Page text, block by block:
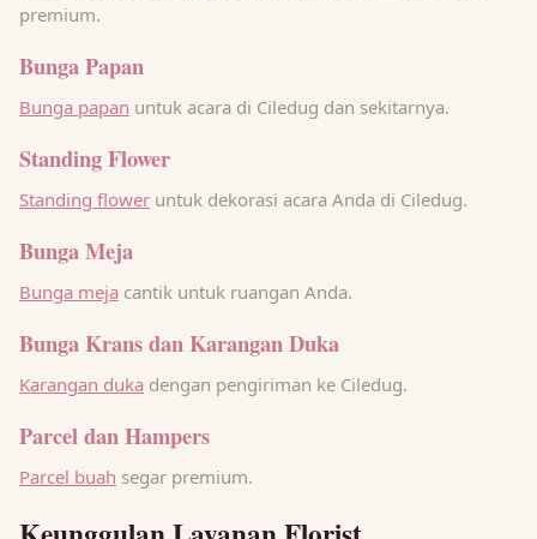
premium.
Bunga Papan
Bunga papan untuk acara di Ciledug dan sekitarnya.
Standing Flower
Standing flower untuk dekorasi acara Anda di Ciledug.
Bunga Meja
Bunga meja cantik untuk ruangan Anda.
Bunga Krans dan Karangan Duka
Karangan duka dengan pengiriman ke Ciledug.
Parcel dan Hampers
Parcel buah segar premium.